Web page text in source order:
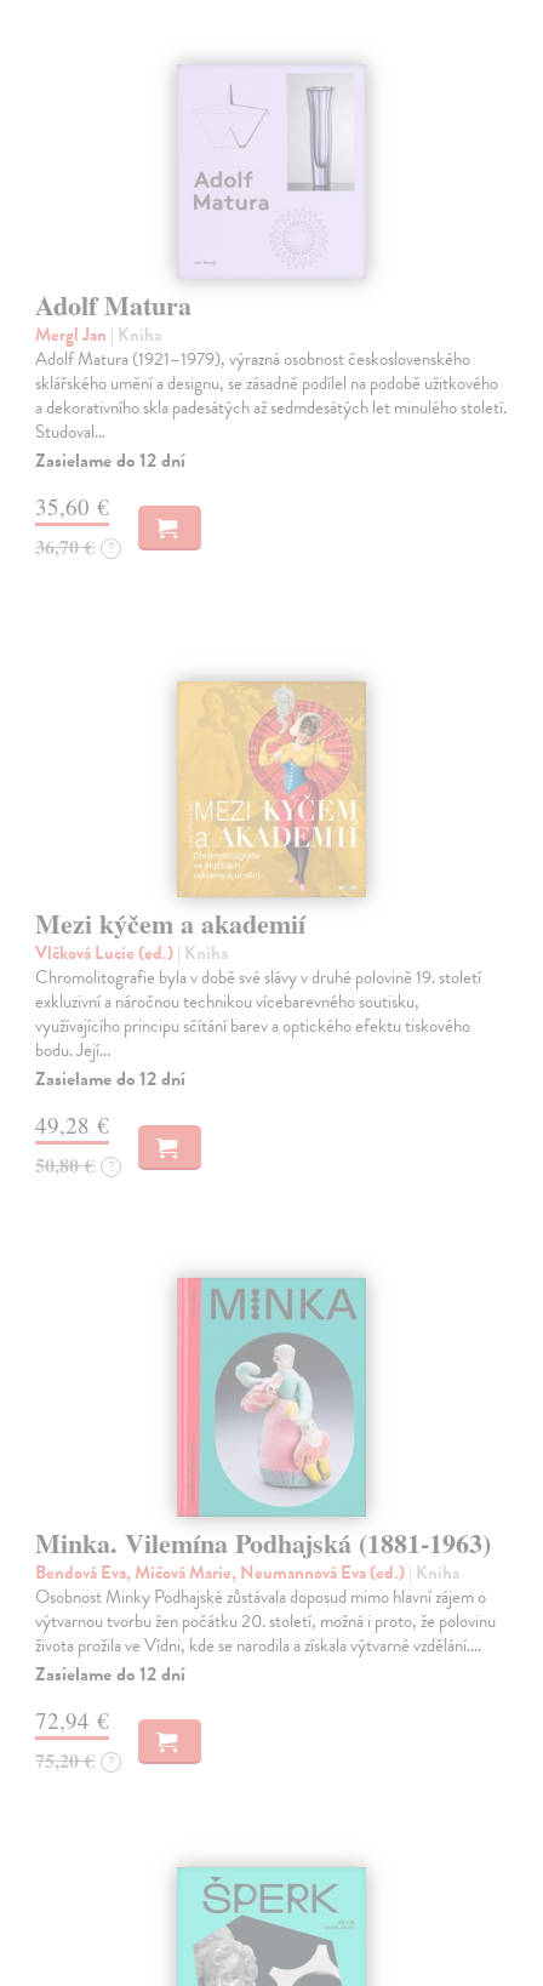
Adolf Matura
Mergl Jan | Kniha
Adolf Matura (1921–1979), výrazná osobnost československého
sklářského umění a designu, se zásadně podílel na podobě užitkového
a dekorativního skla padesátých až sedmdesátých let minulého století.
Studoval…
Zasielame do 12 dní
35,60 €
36,70 € ?
Mezi kýčem a akademií
Vlčková Lucie (ed.)| Kniha
Chromolitografie byla v době své slávy v druhé polovině 19. století
exkluzivní a náročnou technikou vícebarevného soutisku,
využívajícího principu sčítání barev a optického efektu tiskového
bodu. Její…
Zasielame do 12 dní
49,28 €
50,80 € ?
Minka. Vilemína Podhajská (1881-1963)
Bendová Eva, Míčová Marie, Neumannová Eva (ed.)| Kniha
Osobnost Minky Podhajské zůstávala doposud mimo hlavní zájem o
výtvarnou tvorbu žen počátku 20. století, možná i proto, že polovinu
života prožila ve Vídni, kde se narodila a získala výtvarné vzdělání.…
Zasielame do 12 dní
72,94 €
75,20 € ?